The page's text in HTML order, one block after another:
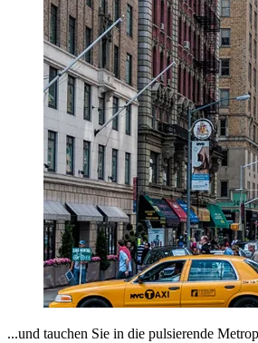
...und tauchen Sie in die pulsierende